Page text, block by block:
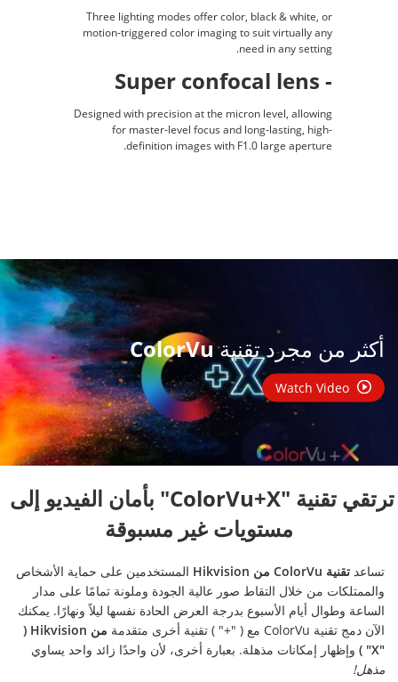
Three lighting modes offer color, black & white, or
motion-triggered color imaging to suit virtually any
need in any setting.
- Super confocal lens
Designed with precision at the micron level, allowing
for master-level focus and long-lasting, high-
definition images with F1.0 large aperture.
أكثر من مجرد تقنية ColorVu
مستويات غير مسبوقة
تساعد تقنية ColorVu من Hikvision
المستخدمين على حماية الأشخاص
والممتلكات من خلال التقاط صور عالية الجودة وملونة تمامًا على مدار
الساعة وطوال أيام الأسبوع بدرجة العرض الحادة نفسها ليلاً ونهارًا. يمكنك
الآن دمج تقنية ColorVu ‏مع ( "+" ) تقنية أخرى متقدمة
من Hikvision‏ (
"X" )
وإظهار إمكانات مذهلة. بعبارة أخرى، لأن واحدًا زائد واحد يساوي
مذهل!